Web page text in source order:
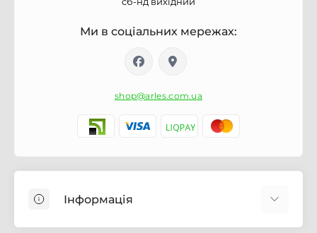
Ми в соціальних мережах:
shop@arles.com.ua
Інформація